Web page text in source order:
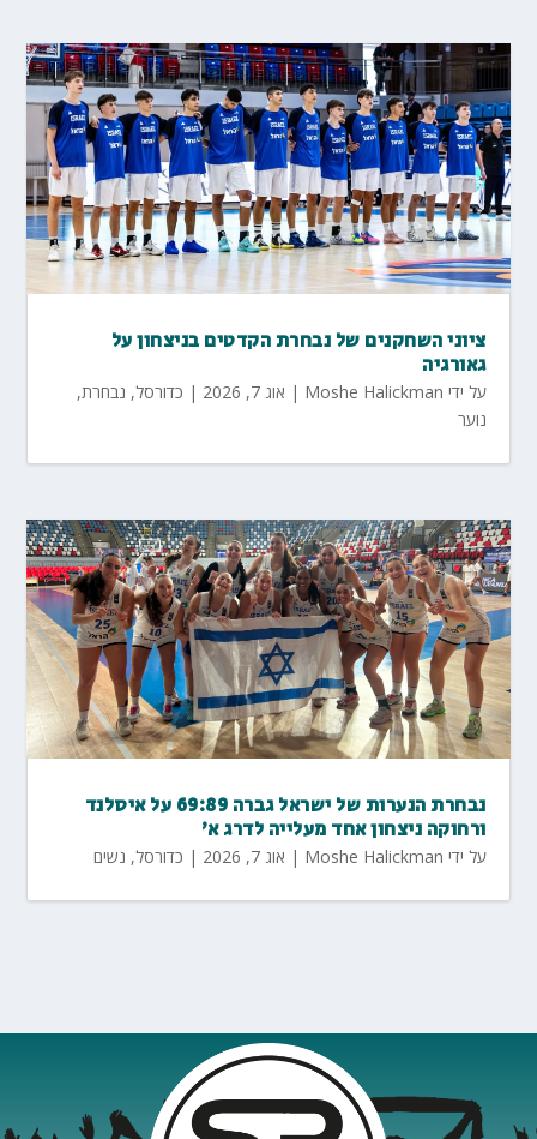
ציוני השחקנים של נבחרת הקדטים בניצחון על
גאורגיה
על ידי Moshe Halickman
| אוג 7, 2026 | כדורסל, נבחרת,
נוער
נבחרת הנערות של ישראל גברה 69:89 על איסלנד
ורחוקה ניצחון אחד מעלייה לדרג א'
על ידי Moshe Halickman
| אוג 7, 2026 | כדורסל, נשים